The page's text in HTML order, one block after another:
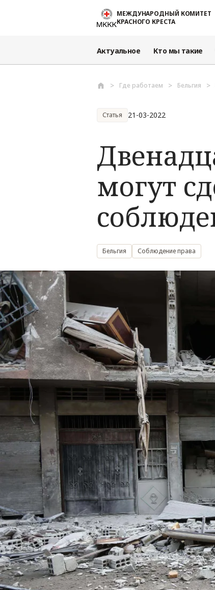
Перейти к основному содержаниюМЕЖДУНАРОДНЫЙ КОМИТЕТ
КРАСНОГО КРЕСТА
Актуальное Кто мы такие
Где работаем Бельгия
Статья 21-03-2022
могут
Бельгия Соблюдение права